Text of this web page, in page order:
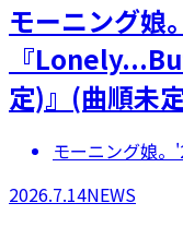
モーニング
『
定)』(曲順未
モーニング娘。
2026.7.14NEWS